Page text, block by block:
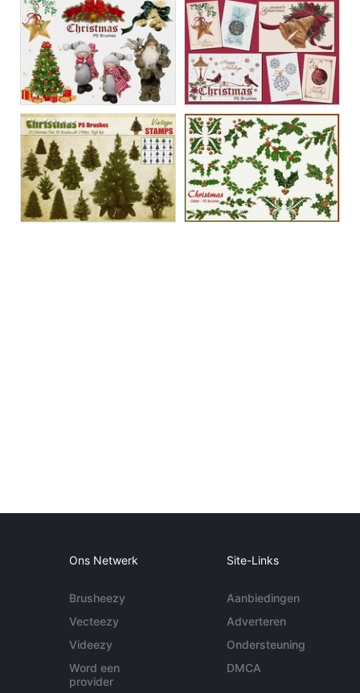
Ons Netwerk
Brusheezy
Vecteezy
Videezy
Word een
provider
Site-Links
Aanbiedingen
Adverteren
Ondersteuning
DMCA